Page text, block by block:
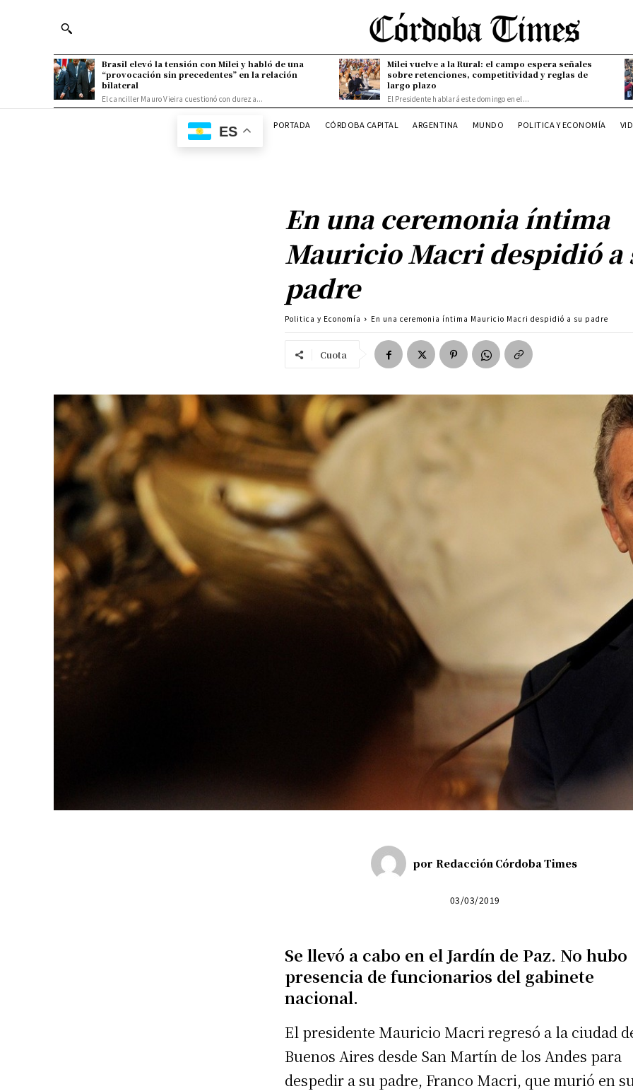
Brasil elevó la tensión con Milei y habló de una
“provocación sin precedentes” en la relación
bilateral
El canciller Mauro Vieira cuestionó con dureza...
Milei vuelve a la Rural: el campo espera señales
sobre retenciones, competitividad y reglas de
largo plazo
El Presidente hablará este domingo en el...
ES PORTADA CÓRDOBA CAPITAL ARGENTINA MUNDO POLITICA Y ECONOMÍA
En una ceremonia íntima
Mauricio Macri despidió a
padre
Politica y Economía En una ceremonia íntima Mauricio Macri despidió a su padre
Cuota
por Redacción Córdoba Times
03/03/2019
Se llevó a cabo en el Jardín de Paz. No hubo
presencia de funcionarios del gabinete
nacional.
El presidente Mauricio Macri regresó a la ciudad
Buenos Aires desde San Martín de los Andes para
despedir a su padre, Franco Macri, que murió en